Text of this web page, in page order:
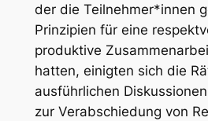
der die Teilnehmer*innen
Prinzipien für eine
produktive
hatten, einigten sich die
ausführlichen
zur Verabschiedung von